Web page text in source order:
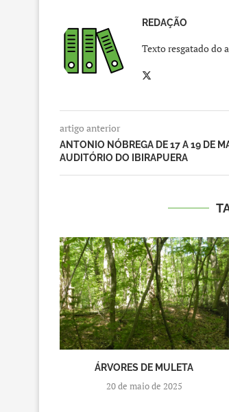
REDAÇÃO
Texto resgatado do
artigo anterior
ANTONIO NÓBREGA DE 17 A 19 DE
AUDITÓRIO DO IBIRAPUERA
ÁRVORES DE MULETA
20 de maio de 2025